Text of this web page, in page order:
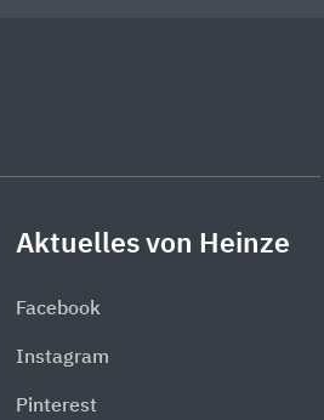
Aktuelles von Heinze
Facebook
Instagram
Pinterest